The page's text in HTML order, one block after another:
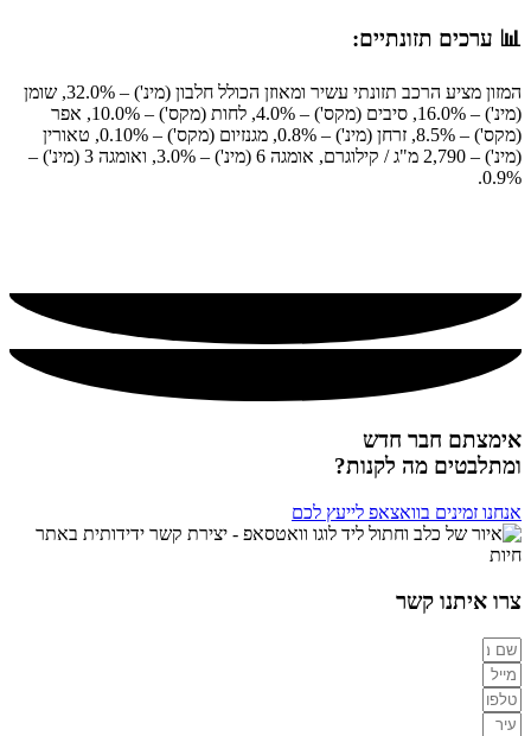
📊 ערכים תזונתיים:
המזון מציע הרכב תזונתי עשיר ומאוזן הכולל חלבון (מינ') – 32.0%, שומן
(מינ') – 16.0%, סיבים (מקס') – 4.0%, לחות (מקס') – 10.0%, אפר
(מקס') – 8.5%, זרחן (מינ') – 0.8%, מגנזיום (מקס') – 0.10%, טאורין
(מינ') – 2,790 מ"ג / קילוגרם, אומגה 6 (מינ') – 3.0%, ואומגה 3 (מינ') –
0.9%.
אימצתם חבר חדש
ומתלבטים מה לקנות?
אנחנו זמינים בוואצאפ לייעץ לכם
צרו איתנו קשר